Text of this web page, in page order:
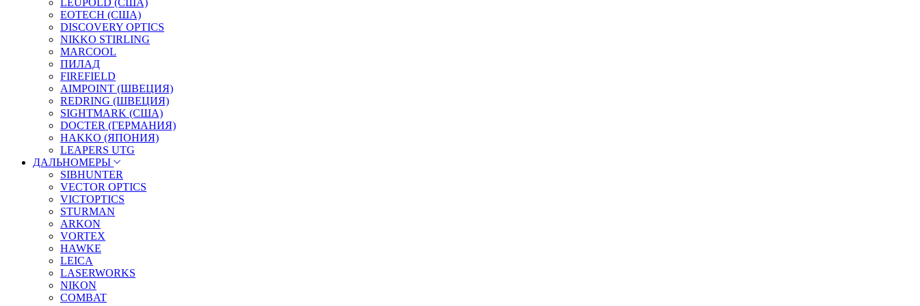
LEUPOLD (США)
EOTECH (США)
DISCOVERY OPTICS
NIKKO STIRLING
MARCOOL
ПИЛАД
FIREFIELD
AIMPOINT (ШВЕЦИЯ)
REDRING (ШВЕЦИЯ)
SIGHTMARK (США)
DOCTER (ГЕРМАНИЯ)
HAKKO (ЯПОНИЯ)
LEAPERS UTG
ДАЛЬНОМЕРЫ
SIBHUNTER
VECTOR OPTICS
VICTOPTICS
STURMAN
ARKON
VORTEX
HAWKE
LEICA
LASERWORKS
NIKON
COMBAT